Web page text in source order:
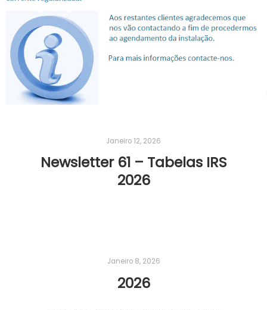
Janeiro 12, 2026
Newsletter 61 – Tabelas IRS
2026
Janeiro 8, 2026
2026